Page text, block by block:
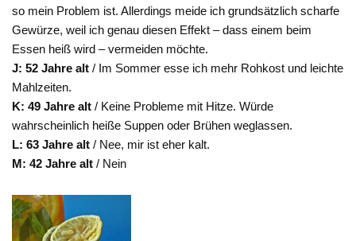
so mein Problem ist. Allerdings meide ich grundsätzlich scharfe
Gewürze, weil ich genau diesen Effekt – dass einem beim
Essen heiß wird – vermeiden möchte.
J: 52 Jahre alt / Im Sommer esse ich mehr Rohkost und leichte
Mahlzeiten.
K: 49 Jahre alt / Keine Probleme mit Hitze. Würde
wahrscheinlich heiße Suppen oder Brühen weglassen.
L: 63 Jahre alt / Nee, mir ist eher kalt.
M: 42 Jahre alt / Nein